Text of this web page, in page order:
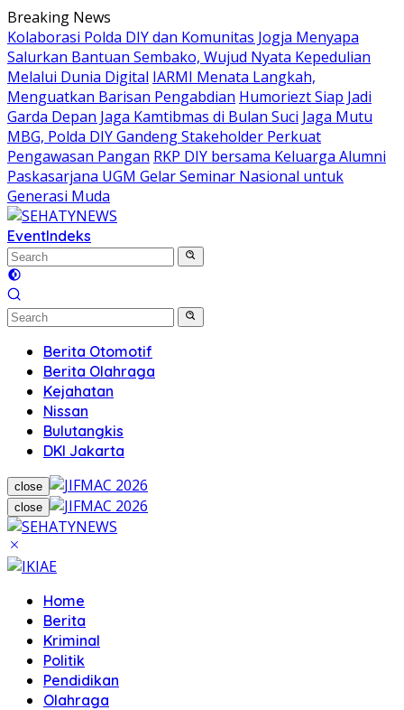
Skip
to
content
Breaking News
Kolaborasi Polda DIY dan Komunitas Jogja Menyapa
Salurkan Bantuan Sembako, Wujud Nyata Kepedulian
Melalui Dunia Digital IARMI Menata Langkah,
Menguatkan Barisan Pengabdian Humoriezt Siap Jadi
Garda Depan Jaga Kamtibmas di Bulan Suci Jaga Mutu
MBG, Polda DIY Gandeng Stakeholder Perkuat
Pengawasan Pangan RKP DIY bersama Keluarga Alumni
Paskasarjana UGM Gelar Seminar Nasional untuk
Generasi Muda
EventIndeks
Berita Otomotif
Berita Olahraga
Kejahatan
Nissan
Bulutangkis
DKI Jakarta
close
close
Home
Berita
Kriminal
Politik
Pendidikan
Olahraga